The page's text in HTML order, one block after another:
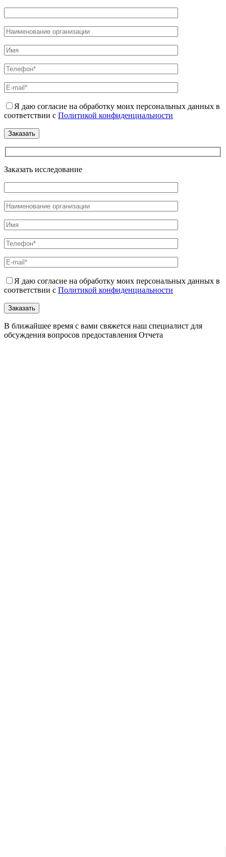
Я даю согласие на обработку моих персональных данных в
соответствии с Политикой конфиденциальности
Заказать исследование
Я даю согласие на обработку моих персональных данных в
соответствии с Политикой конфиденциальности
В ближайшее время с вами свяжется наш специалист для
обсуждения вопросов предоставления Отчета